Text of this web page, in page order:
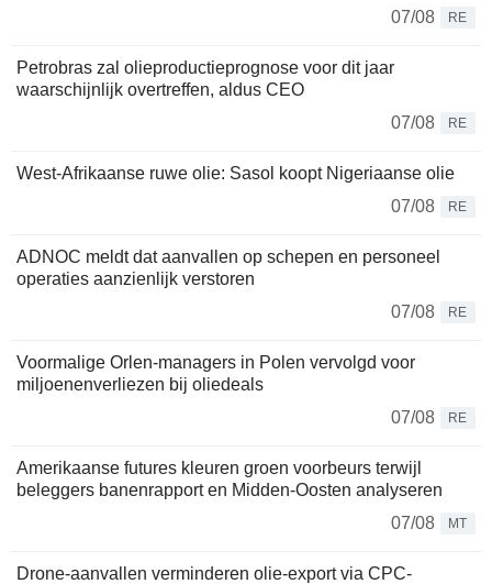
07/08
RE
Petrobras zal olieproductieprognose voor dit jaar
waarschijnlijk overtreffen, aldus CEO
07/08
RE
West-Afrikaanse ruwe olie: Sasol koopt Nigeriaanse olie
07/08
RE
ADNOC meldt dat aanvallen op schepen en personeel
operaties aanzienlijk verstoren
07/08
RE
Voormalige Orlen-managers in Polen vervolgd voor
miljoenenverliezen bij oliedeals
07/08
RE
Amerikaanse futures kleuren groen voorbeurs terwijl
beleggers banenrapport en Midden-Oosten analyseren
07/08
MT
Drone-aanvallen verminderen olie-export via CPC-